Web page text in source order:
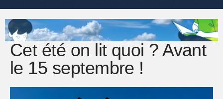
Cet été on lit quoi ? Avant
le 15 septembre !